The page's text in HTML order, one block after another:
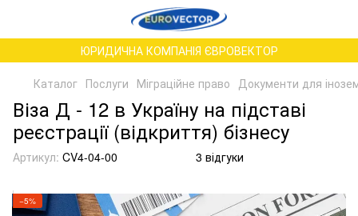
ЮРИДИЧНА КОМПАНІЯ ЄВРОВЕКТОР
Каталог Послуги Міграційне право Документи для
Віза Д - 12 в Україну на підставі
реєстрації (відкриття) бізнесу
Артикул: CV4-04-00 3 відгуки
−5%